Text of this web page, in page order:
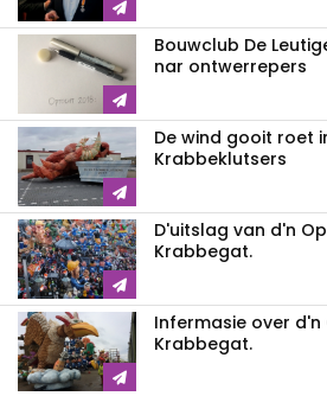
Bouwclub De
nar ontwerrepers
De wind gooit roet
Krabbeklutsers
D'uitslag van d'n
Krabbegat.
Infermasie over
Krabbegat.